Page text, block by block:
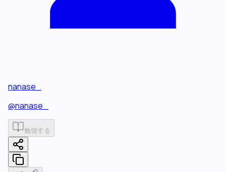
nanase_
@nanase_
勉強する